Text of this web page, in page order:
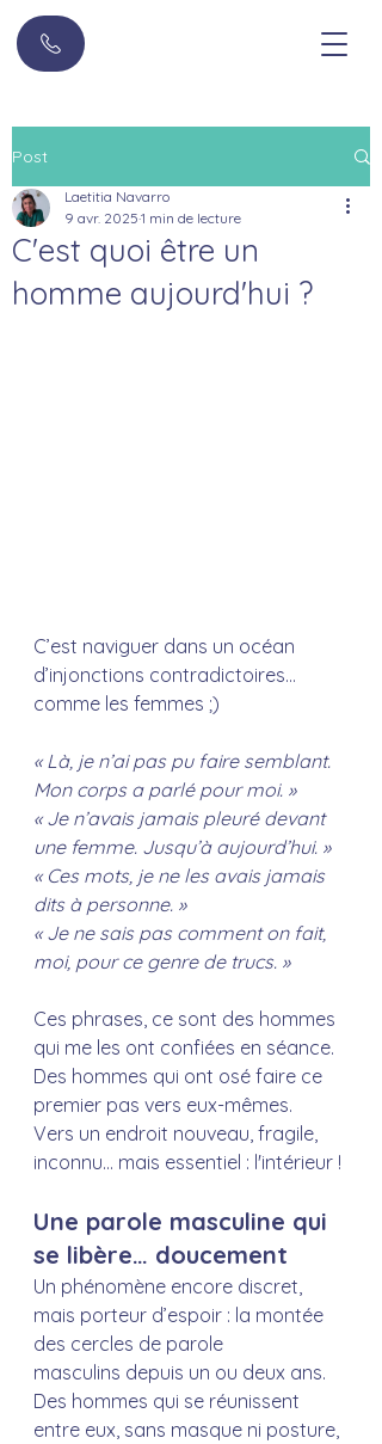
Post
C'est quoi être un
homme aujourd'hui ?
Laetitia Navarro
9 avr. 2025 1 min de lecture
C’est naviguer dans un océan
d’injonctions contradictoires…
comme les femmes ;)
« Là, je n’ai pas pu faire semblant.
Mon corps a parlé pour moi. »
« Je n’avais jamais pleuré devant
une femme. Jusqu’à aujourd’hui. »
« Ces mots, je ne les avais jamais
dits à personne. »
« Je ne sais pas comment on fait,
moi, pour ce genre de trucs. »
Ces phrases, ce sont des hommes
qui me les ont confiées en séance.
Des hommes qui ont osé faire ce
premier pas vers eux-mêmes.
Vers un endroit nouveau, fragile,
inconnu… mais essentiel : l'intérieur !
Une parole masculine qui
se libère… doucement
Un phénomène encore discret,
mais porteur d’espoir : la montée
des cercles de parole
masculins depuis un ou deux ans.
Des hommes qui se réunissent
entre eux, sans masque ni posture,